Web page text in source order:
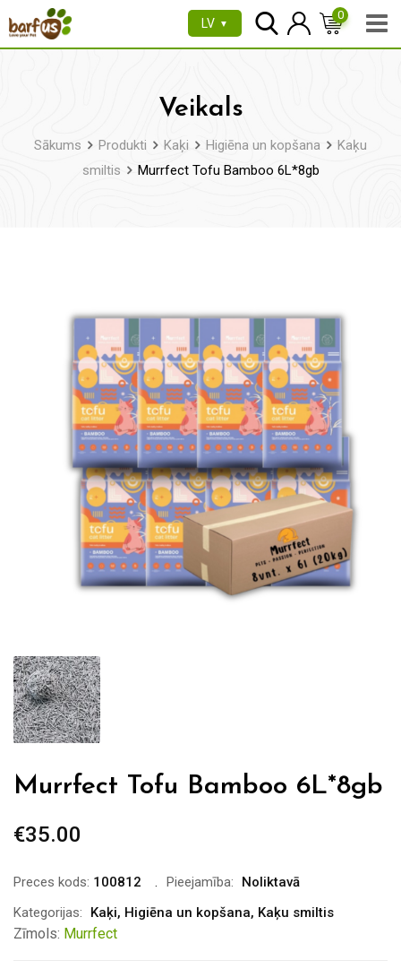
uz
LV ▼
0
Veikals
Sākums Produkti Kaķi Higiēna un kopšana
Kaķu
smiltis
Murrfect Tofu Bamboo 6L*8gb
Murrfect Tofu Bamboo 6L*8gb
€35.00
Preces kods: 100812 Pieejamība:
Noliktavā
Kategorijas:
Kaķi, Higiēna un kopšana, Kaķu smiltis
Zīmols: Murrfect